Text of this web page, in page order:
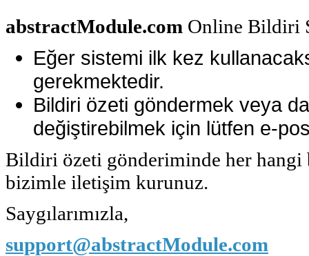
abstractModule.com Online Bildiri
Eğer sistemi ilk kez
gerekmektedir.
Bildiri özeti göndermek veya
değiştirebilmek için lütfen e-
Bildiri özeti gönderiminde her hangi
bizimle iletişim kurunuz.
Saygılarımızla,
support@abstractModule.com